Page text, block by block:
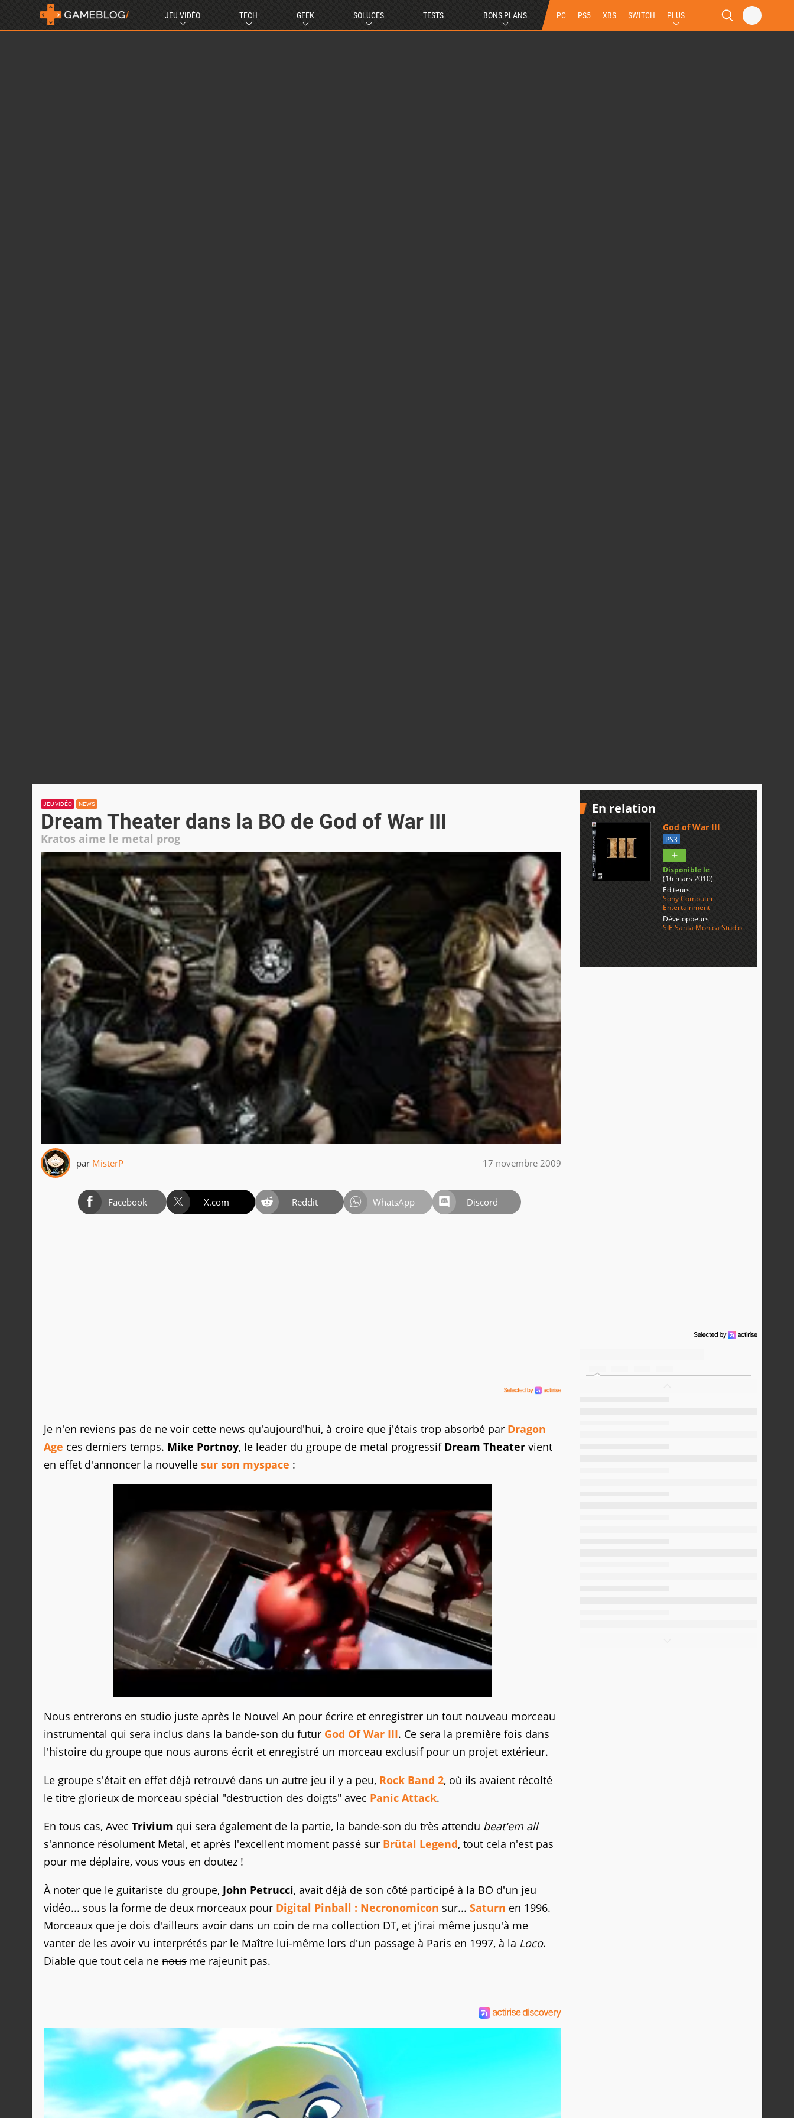
JEU VIDÉO TECH GEEK SOLUCES TESTS BONS PLANS PC PS5 XBS SWITCH PLUS
JEU VIDÉO NEWS
Dream Theater dans la BO de God of War III
Kratos aime le metal prog
par MisterP 17 novembre 2009
Facebook X.com Reddit WhatsApp Discord
Je n'en reviens pas de ne voir cette news qu'aujourd'hui, à croire que j'étais trop absorbé par Dragon
Age ces derniers temps. Mike Portnoy, le leader du groupe de metal progressif Dream Theater vient
en effet d'annoncer la nouvelle sur son myspace :
Nous entrerons en studio juste après le Nouvel An pour écrire et enregistrer un tout nouveau morceau
instrumental qui sera inclus dans la bande-son du futur God Of War III. Ce sera la première fois dans
l'histoire du groupe que nous aurons écrit et enregistré un morceau exclusif pour un projet extérieur.
Le groupe s'était en effet déjà retrouvé dans un autre jeu il y a peu, Rock Band 2, où ils avaient récolté
le titre glorieux de morceau spécial "destruction des doigts" avec Panic Attack.
En tous cas, Avec Trivium qui sera également de la partie, la bande-son du très attendu beat'em all
s'annonce résolument Metal, et après l'excellent moment passé sur Brütal Legend, tout cela n'est pas
pour me déplaire, vous vous en doutez !
À noter que le guitariste du groupe, John Petrucci, avait déjà de son côté participé à la BO d'un jeu
vidéo... sous la forme de deux morceaux pour Digital Pinball : Necronomicon sur... Saturn en 1996.
Morceaux que je dois d'ailleurs avoir dans un coin de ma collection DT, et j'irai même jusqu'à me
vanter de les avoir vu interprétés par le Maître lui-même lors d'un passage à Paris en 1997, à la Loco.
Diable que tout cela ne nous me rajeunit pas.
En relation
God of War III
PS3
Disponible le
(16 mars 2010)
Editeurs
Sony Computer
Entertainment
Développeurs
SIE Santa Monica Studio